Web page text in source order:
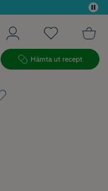
Hämta ut recept